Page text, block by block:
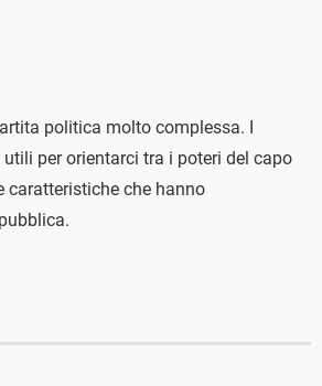
politica molto complessa. I
per orientarci tra i poteri del capo
caratteristiche che hanno